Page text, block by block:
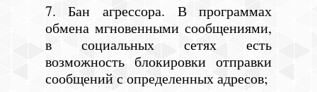
7. Бан агрессора. В программах
обмена мгновенными сообщениями,
в социальных сетях есть
возможность блокировки отправки
сообщений с определенных адресов;